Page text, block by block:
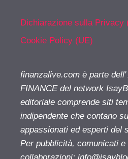
Dichiarazione sulla Privacy
Cookie Policy (UE)
finanzalive.com è parte dell'
FINANCE del network
editoriale comprende siti
indipendente che contano
appassionati ed esperti del
Per pubblicità, comunicati e